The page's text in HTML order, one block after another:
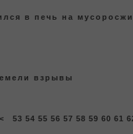
в печь на
взрывы
53 54 55 56 57 58 59 60 61